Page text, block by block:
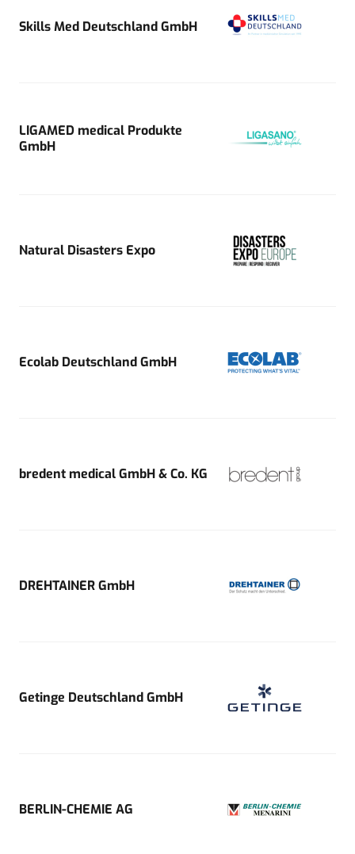
Skills Med Deutschland GmbH
LIGAMED medical Produkte
GmbH
Natural Disasters Expo
Ecolab Deutschland GmbH
bredent medical GmbH & Co. KG
DREHTAINER GmbH
Getinge Deutschland GmbH
BERLIN-CHEMIE AG